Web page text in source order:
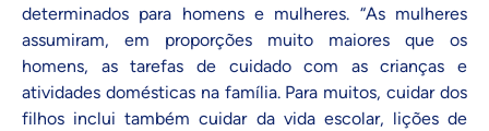
determinados para homens e mulheres. “As mulheres
assumiram, em proporções muito maiores que os
homens, as tarefas de cuidado com as crianças e
atividades domésticas na família. Para muitos, cuidar dos
filhos inclui também cuidar da vida escolar, lições de